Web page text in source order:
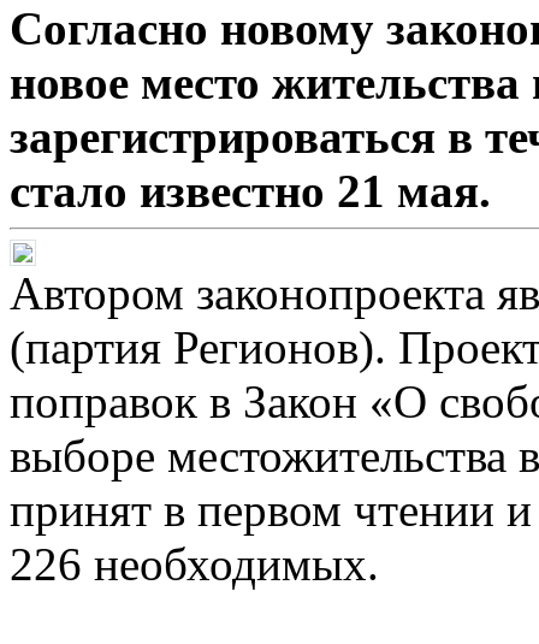
Согласно новому
новое место
зарегистрироваться в
стало известно 21 мая.
Автором законопроекта
(партия Регионов).
поправок в Закон «О
выборе местожительства
принят в первом чтении
226 необходимых.